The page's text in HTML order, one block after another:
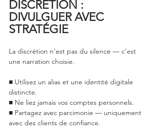
DISCRÉTION :
DIVULGUER AVEC
STRATÉGIE
La discrétion n’est pas du silence — c’est
une narration choisie.
■ Utilisez un alias et une identité digitale
distincte.
■ Ne liez jamais vos comptes personnels.
■ Partagez avec parcimonie — uniquement
avec des clients de confiance.